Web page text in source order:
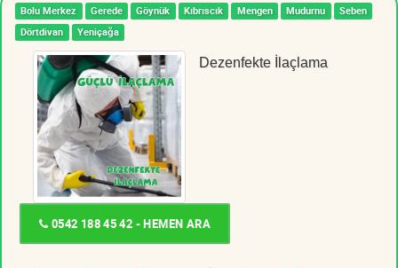
Bolu Merkez Gerede Göynük Kıbrıscık Mengen Mudurnu
Seben
Dörtdivan
Yeniçağa
Dezenfekte İlaçlama
0542 188 45 42 - HEMEN ARA